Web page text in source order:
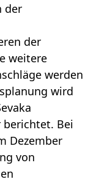
der
der
weitere
werden
wird
Bei
Dezember
von